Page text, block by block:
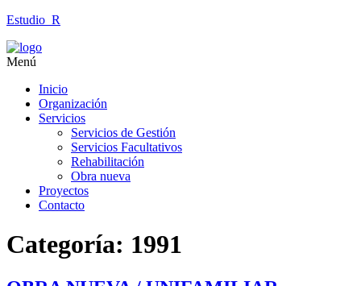
Estudio_R
Menú
Inicio
Organización
Servicios
Servicios de Gestión
Servicios Facultativos
Rehabilitación
Obra nueva
Proyectos
Contacto
Categoría: 1991